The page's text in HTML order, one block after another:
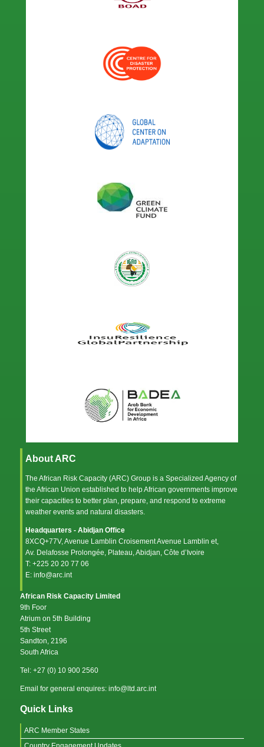
About ARC
The African Risk Capacity (ARC) Group is a Specialized Agency of
the African Union established to help African governments improve
their capacities to better plan, prepare, and respond to extreme
weather events and natural disasters.
Headquarters - Abidjan Office
8XCQ+77V, Avenue Lamblin Croisement Avenue Lamblin et,
Av. Delafosse Prolongée, Plateau, Abidjan, Côte d’Ivoire
T: +225 20 20 77 06
E: info@arc.int
African Risk Capacity Limited
9th Foor
Atrium on 5th Building
5th Street
Sandton, 2196
South Africa
Tel: +27 (0) 10 900 2560
Email for general enquires: info@ltd.arc.int
Quick Links
ARC Member States